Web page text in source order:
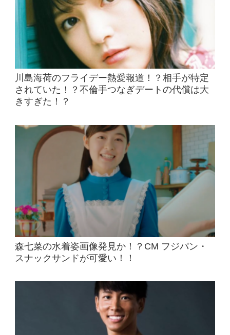
川島海荷のフライデー熱愛報道！？相手が特定
されていた！？不倫手つなぎデートの代償は大
きすぎた！？
森七菜の水着姿画像発見か！？CM フジパン・
スナックサンドが可愛い！！